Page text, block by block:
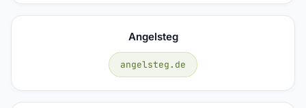
Angelsteg
angelsteg.de